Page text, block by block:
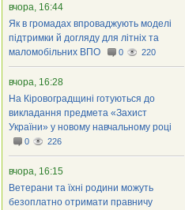
вчора, 16:44
Як в громадах впроваджують моделі
підтримки й догляду для літніх та
маломобільних ВПО
0 220
вчора, 16:28
На Кіровоградщині готуються до
викладання предмета «Захист
України» у новому навчальному році
0 226
вчора, 16:15
Ветерани та їхні родини можуть
безоплатно отримати правничу